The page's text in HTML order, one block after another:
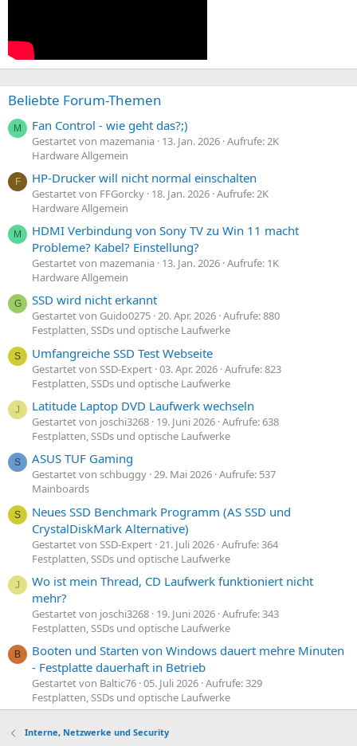
Beliebte Forum-Themen
M Fan Control - wie geht das?;)
Gestartet von mazemania 13. Jan. 2026 Aufrufe: 2K
Hardware Allgemein
F HP-Drucker will nicht normal einschalten
Gestartet von FFGorcky 18. Jan. 2026 Aufrufe: 2K
Hardware Allgemein
M
HDMI Verbindung von Sony TV zu Win 11 macht
Probleme? Kabel? Einstellung?
Gestartet von mazemania 13. Jan. 2026 Aufrufe: 1K
Hardware Allgemein
G SSD wird nicht erkannt
Gestartet von Guido0275 20. Apr. 2026 Aufrufe: 880
Festplatten, SSDs und optische Laufwerke
S Umfangreiche SSD Test Webseite
Gestartet von SSD-Expert 03. Apr. 2026 Aufrufe: 823
Festplatten, SSDs und optische Laufwerke
J Latitude Laptop DVD Laufwerk wechseln
Gestartet von joschi3268 19. Juni 2026 Aufrufe: 638
Festplatten, SSDs und optische Laufwerke
S ASUS TUF Gaming
Gestartet von schbuggy 29. Mai 2026 Aufrufe: 537
Mainboards
S
Neues SSD Benchmark Programm (AS SSD und
CrystalDiskMark Alternative)
Gestartet von SSD-Expert 21. Juli 2026 Aufrufe: 364
Festplatten, SSDs und optische Laufwerke
J
Wo ist mein Thread, CD Laufwerk funktioniert nicht
mehr?
Gestartet von joschi3268 19. Juni 2026 Aufrufe: 343
Festplatten, SSDs und optische Laufwerke
B
Booten und Starten von Windows dauert mehre Minuten
- Festplatte dauerhaft in Betrieb
Gestartet von Baltic76 05. Juli 2026 Aufrufe: 329
Festplatten, SSDs und optische Laufwerke
Interne, Netzwerke und Security